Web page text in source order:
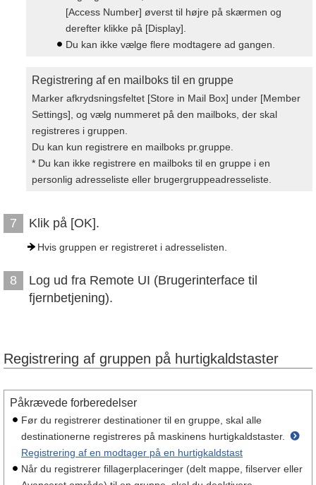
[Access Number] øverst til højre på skærmen og
derefter klikke på [Display].
Du kan ikke vælge flere modtagere ad gangen.
Registrering af en mailboks til en gruppe
Marker afkrydsningsfeltet [Store in Mail Box] under [Member
Settings], og vælg nummeret på den mailboks, der skal
registreres i gruppen.
Du kan kun registrere en mailboks pr.gruppe.
* Du kan ikke registrere en mailboks til en gruppe i en
personlig adresseliste eller brugergruppeadresseliste.
7 Klik på [OK].
Hvis gruppen er registreret i adresselisten.
8
Log ud fra Remote UI (Brugerinterface til
fjernbetjening).
Registrering af gruppen på hurtigkaldstaster
Påkrævede forberedelser
Før du registrerer destinationer til en gruppe, skal alle
destinationerne registreres på maskinens hurtigkaldstaster.
Registrering af en modtager på en hurtigkaldstast
Når du registrerer fillagerplaceringer (delt mappe, filserver eller